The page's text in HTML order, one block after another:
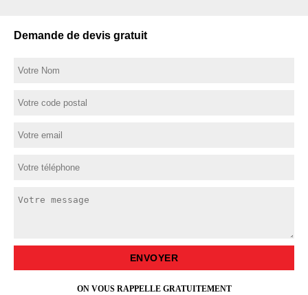
Demande de devis gratuit
ON VOUS RAPPELLE GRATUITEMENT